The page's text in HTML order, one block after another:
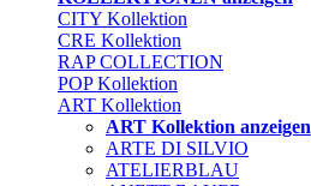
CITY Kollektion
CRE Kollektion
RAP COLLECTION
POP Kollektion
ART Kollektion
ART Kollektion anzeigen
ARTE DI SILVIO
ATELIERBLAU